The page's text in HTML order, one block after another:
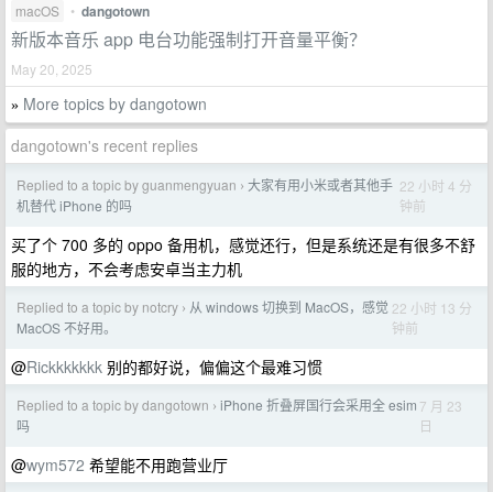
macOS • dangotown
新版本音乐 app 电台功能强制打开音量平衡？
May 20, 2025
» More topics by dangotown
dangotown's recent replies
Replied to a topic by guanmengyuan › 大家有用小米或者其他手
机替代 iPhone 的吗
22 小时 4 分
钟前
买了个 700 多的 oppo 备用机，感觉还行，但是系统还是有很多不舒
服的地方，不会考虑安卓当主力机
Replied to a topic by notcry › 从 windows 切换到 MacOS，感觉
MacOS 不好用。
22 小时 13 分
钟前
@Rickkkkkkk 别的都好说，偏偏这个最难习惯
Replied to a topic by dangotown › iPhone 折叠屏国行会采用全 esim
吗
7 月 23
日
@wym572 希望能不用跑营业厅